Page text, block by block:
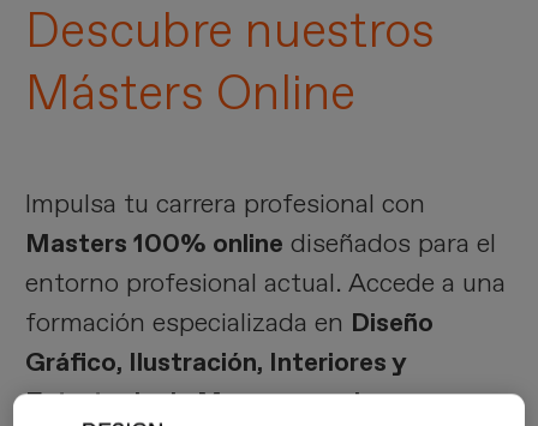
Descubre nuestros
Másters Online
Impulsa tu carrera profesional con
Masters100% online diseñados para el
entorno profesional actual. Accede a una
formación especializada en Diseño
Gráfico, Ilustración, Interiores y
Estrategia de Marca, conclases en